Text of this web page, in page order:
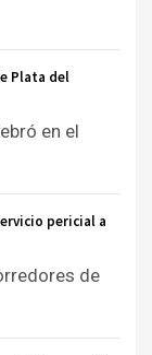
Plata del
en el
pericial a
de